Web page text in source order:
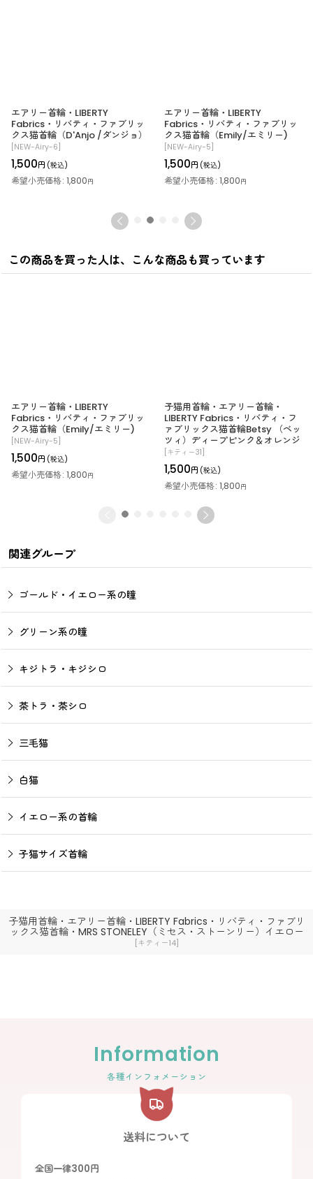
子猫用首輪・エアリー首輪・LIBERTY Fabrics・リバティ・ファブリ
ックス猫首輪・MRS STONELEY（ミセス・ストーンリー）イエロー
[キティー14]
エアリー首輪・LIBERTY
Fabrics・リバティ・ファブリッ
クス猫首輪（D'Anjo /ダンジョ）
[NEW-Airy-6]
1,500円 (税込)
希望小売価格: 1,800円
エアリー首輪・LIBERTY
Fabrics・リバティ・ファブリッ
クス猫首輪（Emily/エミリー)
[NEW-Airy-5]
1,500円 (税込)
希望小売価格: 1,800円
この商品を買った人は、こんな商品も買っています
エアリー首輪・LIBERTY
Fabrics・リバティ・ファブリッ
クス猫首輪（Emily/エミリー)
[NEW-Airy-5]
1,500円 (税込)
希望小売価格: 1,800円
子猫用首輪・エアリー首輪・
LIBERTY Fabrics・リバティ・フ
ァブリックス猫首輪Betsy （ベッ
ツィ）ディープピンク＆オレンジ
[キティー31]
1,500円 (税込)
希望小売価格: 1,800円
関連グループ
ゴールド・イエロー系の瞳
グリーン系の瞳
キジトラ・キジシロ
茶トラ・茶シロ
三毛猫
白猫
イエロー系の首輪
子猫サイズ首輪
Information
各種インフォメーション
送料について
全国一律300円